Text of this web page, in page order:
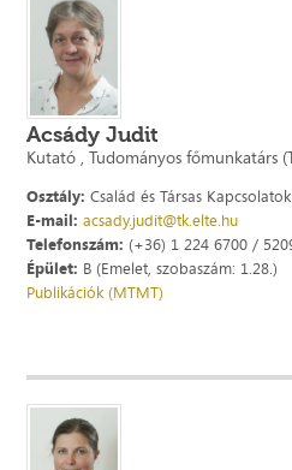
Acsády Judit
Kutató , Tudományos főmunkatárs
Osztály: Család és Társas
E-mail: acsady.judit@tk.elte.hu
Telefonszám: (+36) 1 224 6700 /
Épület: B (Emelet, szobaszám: 1.28.)
Publikációk (MTMT)